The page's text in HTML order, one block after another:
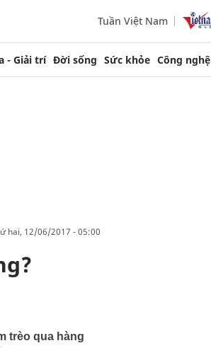
Tuần Việt Nam
- Giải trí Đời sống Sức khỏe Công nghệ
hai, 12/06/2017 - 05:00
trèo qua hàng